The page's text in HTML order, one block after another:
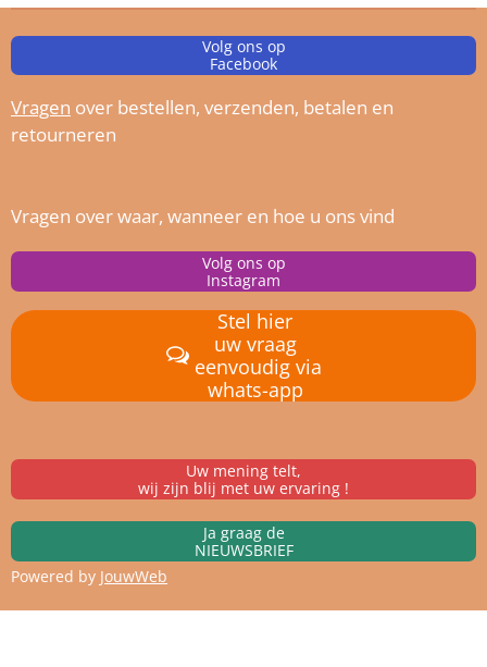
Volg ons op
Facebook
Vragen over bestellen, verzenden, betalen en
retourneren
Vragen over waar, wanneer en hoe u ons vind
Volg ons op
Instagram
Stel hier
uw vraag
eenvoudig via
whats-app
Uw mening telt,
wij zijn blij met uw ervaring !
Ja graag de
NIEUWSBRIEF
Powered by JouwWeb